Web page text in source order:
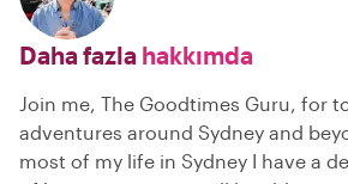
Daha fazla hakkımda
Join me, The Goodtimes Guru, for
adventures around Sydney and
most of my life in Sydney I have a